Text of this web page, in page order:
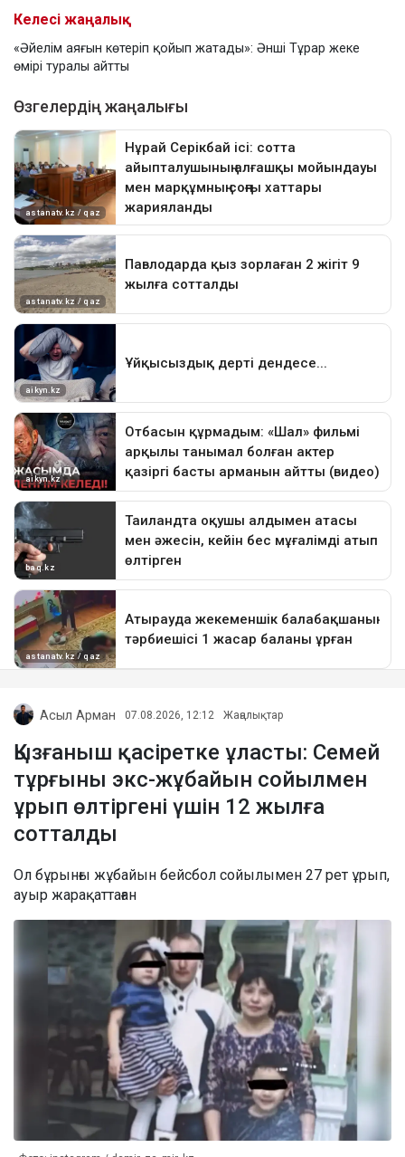
Келесі жаңалық
«Әйелім аяғын көтеріп қойып жатады»: Әнші Тұрар жеке
өмірі туралы айтты
Асыл Арман 07.08.2026, 12:12 Жаңалықтар
Қызғаныш қасіретке ұласты: Семей
тұрғыны экс-жұбайын сойылмен
ұрып өлтіргені үшін 12 жылға
сотталды
Ол бұрынғы жұбайын бейсбол сойылымен 27 рет ұрып,
ауыр жарақаттаған